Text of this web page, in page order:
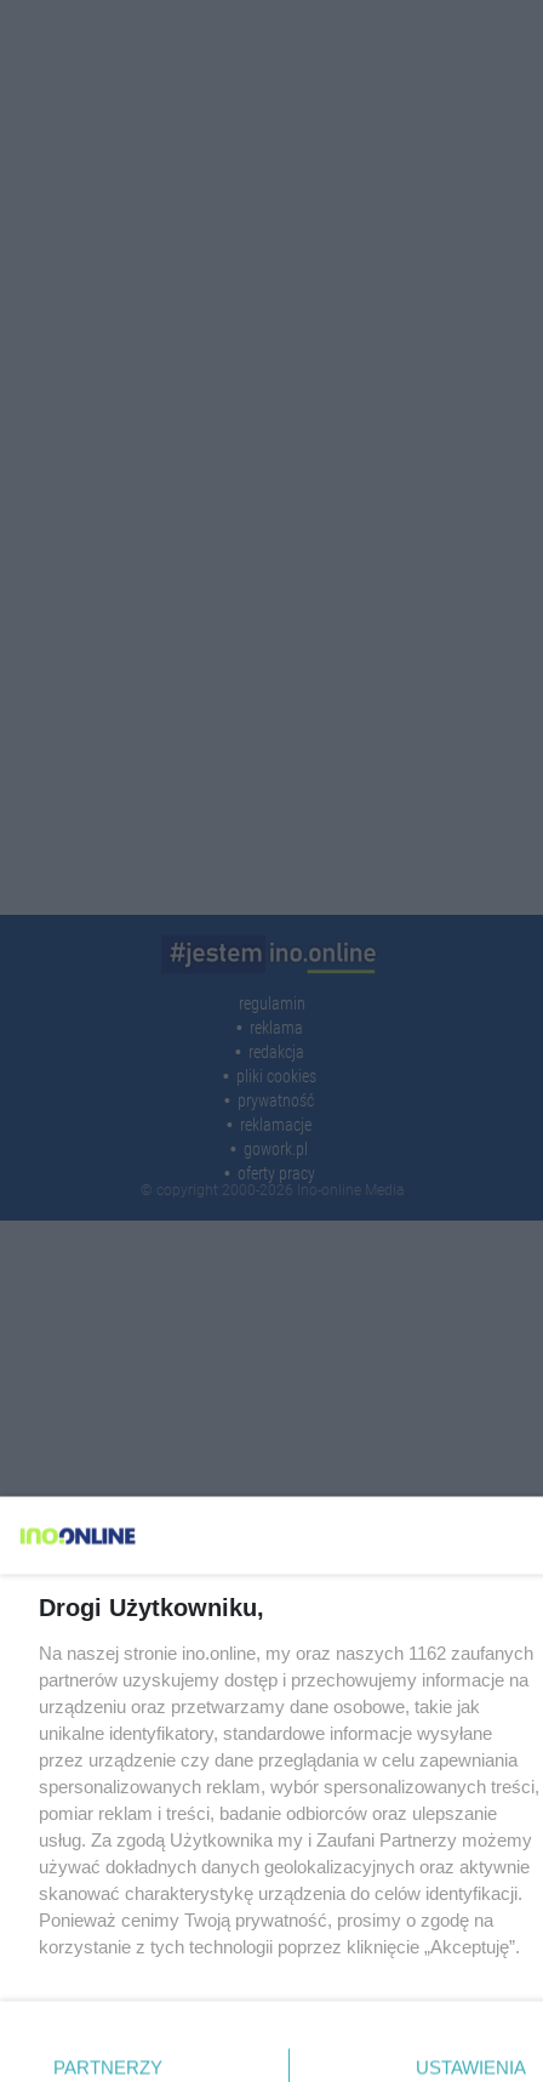
regulamin
reklama
redakcja
pliki cookies
prywatność
reklamacje
gowork.pl
oferty pracy
© copyright 2000-2026 Ino-online Media
Drogi Użytkowniku,
Na naszej stronie ino.online, my oraz naszych 1162 zaufanych
partnerów uzyskujemy dostęp i przechowujemy informacje na
urządzeniu oraz przetwarzamy dane osobowe, takie jak
unikalne identyfikatory, standardowe informacje wysyłane
przez urządzenie czy dane przeglądania w celu zapewniania
spersonalizowanych reklam, wybór spersonalizowanych treści,
pomiar reklam i treści, badanie odbiorców oraz ulepszanie
usług. Za zgodą Użytkownika my i Zaufani Partnerzy możemy
używać dokładnych danych geolokalizacyjnych oraz aktywnie
skanować charakterystykę urządzenia do celów identyfikacji.
Ponieważ cenimy Twoją prywatność, prosimy o zgodę na
korzystanie z tych technologii poprzez kliknięcie „Akceptuję”.
nie wymagają zgody użytkownika, ale masz prawo sprzeciwić
PARTNERZY USTAWIENIA